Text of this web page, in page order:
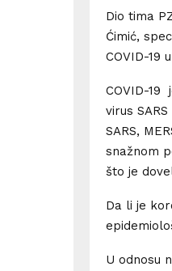
Dio tima
Ćimić,
COVID-19
COVID-19
virus
SARS,
snažnom
što je
Da li je
U odnosu